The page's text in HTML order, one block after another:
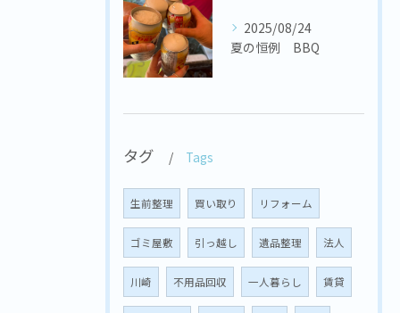
2025/08/24
夏の恒例 BBQ
タグ Tags
生前整理 買い取り リフォーム
ゴミ屋敷 引っ越し 遺品整理 法人
川崎 不用品回収 一人暮らし 賃貸